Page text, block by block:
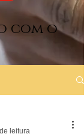
com o
leitura